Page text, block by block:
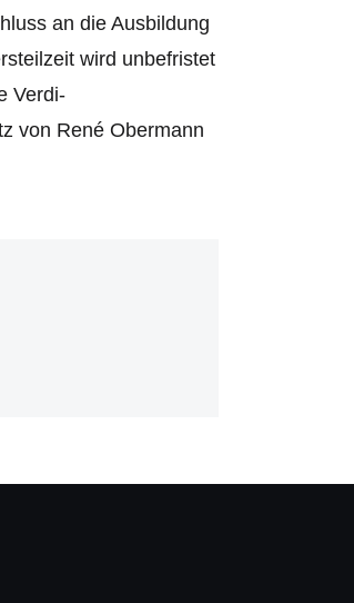
an die Ausbildung
wird unbefristet
Verdi-
von René Obermann